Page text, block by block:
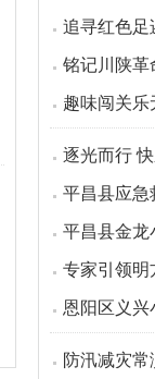
追寻红色
铭记川陕革
趣味闯关乐
逐光而行
平昌县应急
平昌县金龙
专家引领明
恩阳区义兴
防汛减灾